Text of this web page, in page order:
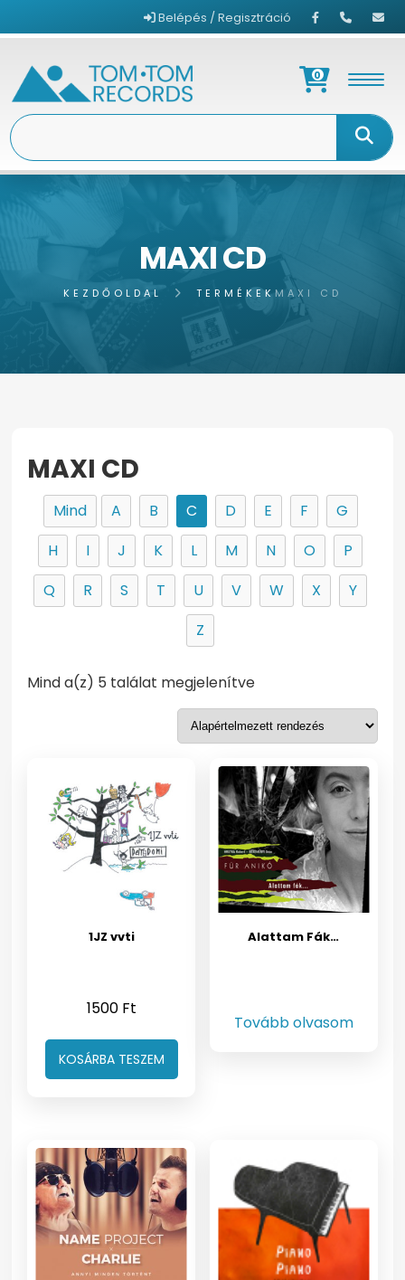
Belépés / Regisztráció
0
MAXI CD
KEZDŐOLDAL TERMÉKEKMAXI CD
MAXI CD
Mind A B C D E F
G
H
I J K L M N O
P
Q
R S T U V W X
Y
Z
Mind a(z) 5 találat megjelenítve
1JZ vvti
1500 Ft
KOSÁRBA TESZEM
Alattam Fák…
Tovább olvasom